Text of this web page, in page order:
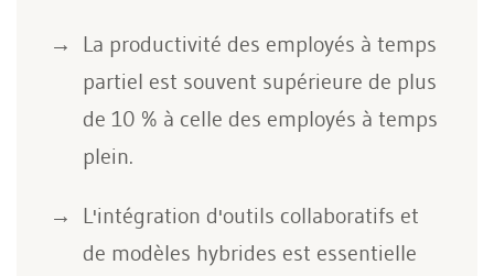
La productivité des employés à temps
partiel est souvent supérieure de plus
de 10 % à celle des employés à temps
plein.
L'intégration d'outils collaboratifs et
de modèles hybrides est essentielle